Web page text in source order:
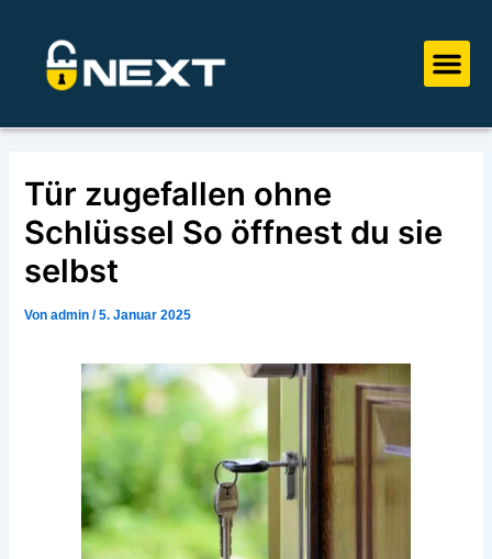
springen
Tür zugefallen ohne
Schlüssel So öffnest du sie
selbst
Von admin /5. Januar 2025